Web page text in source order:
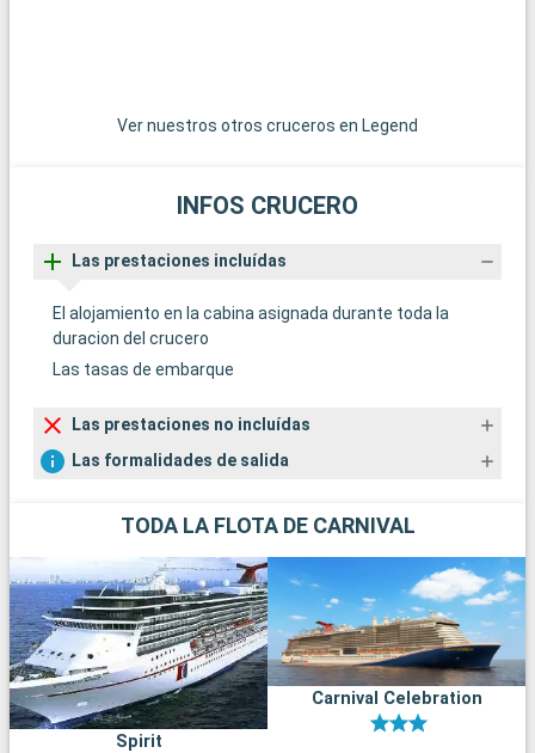
Ver nuestros otros cruceros en Legend
INFOS CRUCERO
Las prestaciones incluídas
El alojamiento en la cabina asignada durante toda la
duracion del crucero
Las tasas de embarque
Las prestaciones no incluídas
Las formalidades de salida
TODA LA FLOTA DE CARNIVAL
Spirit
Carnival Celebration